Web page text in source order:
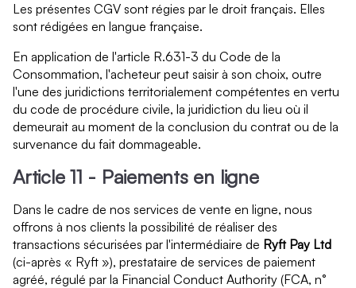
Les présentes CGV sont régies par le droit français. Elles
sont rédigées en langue française.
En application de l'article R.631-3 du Code de la
Consommation, l'acheteur peut saisir à son choix, outre
l'une des juridictions territorialement compétentes en vertu
du code de procédure civile, la juridiction du lieu où il
demeurait au moment de la conclusion du contrat ou de la
survenance du fait dommageable.
Article 11 - Paiements en ligne
Dans le cadre de nos services de vente en ligne, nous
offrons à nos clients la possibilité de réaliser des
transactions sécurisées par l'intermédiaire de Ryft Pay Ltd
(ci-après « Ryft »), prestataire de services de paiement
agréé, régulé par la Financial Conduct Authority (FCA, n°